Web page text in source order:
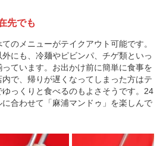
先でも
のメニューがテイクアウト可能です。
にも、冷麺やピビンパ、チゲ類といっ
ています。お出かけ前に簡単に食事を
で、帰りが遅くなってしまった方はテ
っくりと食べるのもよさそうです。24
合わせて「麻浦マンドゥ」を楽しんで